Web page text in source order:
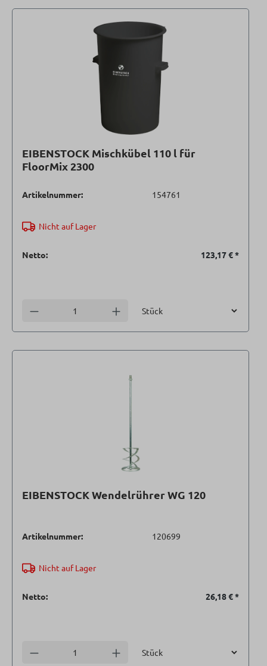
EIBENSTOCK Mischkübel 110 l für
FloorMix 2300
Artikelnummer: 154761
Nicht auf Lager
Netto: 123,17 €*
Anzahl verringern Anzahl erhöhen
EIBENSTOCK Wendelrührer WG 120
Artikelnummer: 120699
Nicht auf Lager
Netto: 26,18 €*
Anzahl verringern Anzahl erhöhen